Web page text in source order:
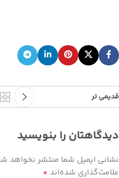
قدیمی تر
دیدگاهتان را بنویسید
نشانی ایمیل شما منتشر نخواهد
علامت‌گذاری شده‌اند *